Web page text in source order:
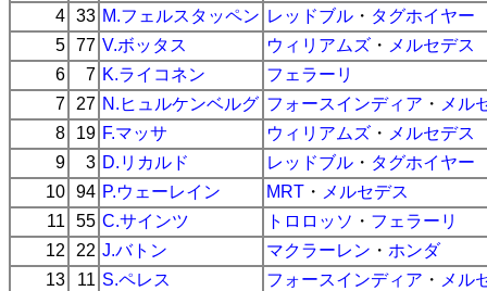
4 33 M.フェルスタッペン レッドブル ・ タグホイヤー
5 77 V.ボッタス ウィリアムズ ・ メルセデス
6
7 K.ライコネン
フェラーリ
7
27 N.ヒュルケンベルグ フォースインディア ・ メル
8
19 F.マッサ ウィリアムズ ・ メルセデス
9
3 D.リカルド レッドブル ・ タグホイヤー
10 94 P.ウェーレイン MRT ・ メルセデス
11
55 C.サインツ トロロッソ ・ フェラーリ
12
22 J.バトン マクラーレン ・ ホンダ
13
11 S.ペレス フォースインディア ・ メル